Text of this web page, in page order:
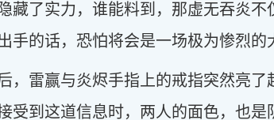
藏了实力，谁能料到，那虚无吞炎
手的话，恐怕将会是一场极为惨烈的
，雷赢与炎烬手指上的戒指突然亮
受到这道信息时，两人的面色，也是